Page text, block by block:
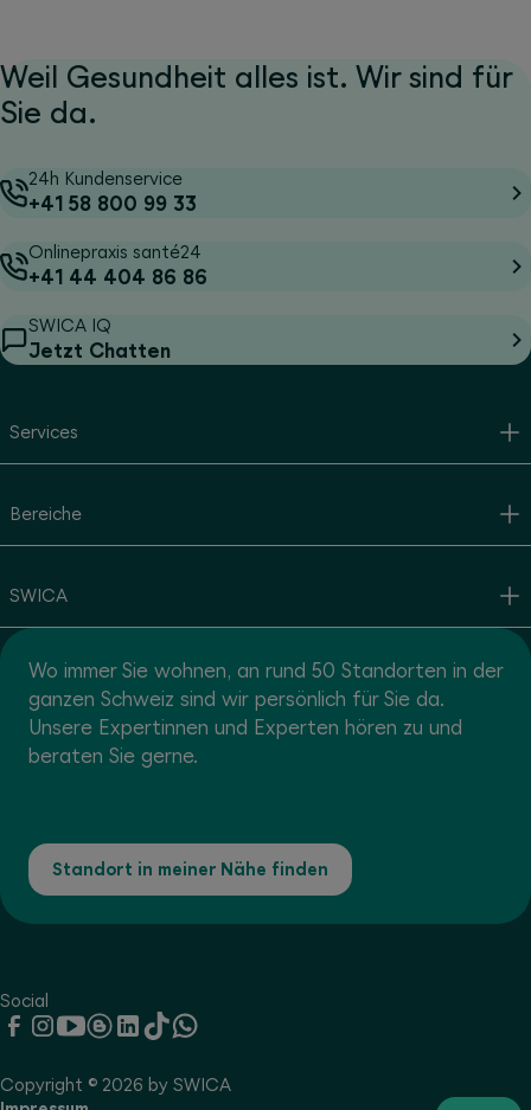
Weil Gesundheit alles ist. Wir sind für
Sie da.
24h Kundenservice
+41 58 800 99 33
Onlinepraxis santé24
+41 44 404 86 86
SWICA IQ
Jetzt Chatten
Services
Bereiche
SWICA
Wo immer Sie wohnen, an rund 50 Standorten in der
ganzen Schweiz sind wir persönlich für Sie da.
Unsere Expertinnen und Experten hören zu und
beraten Sie gerne.
Standort in meiner Nähe finden
Social
Copyright © 2026 by SWICA